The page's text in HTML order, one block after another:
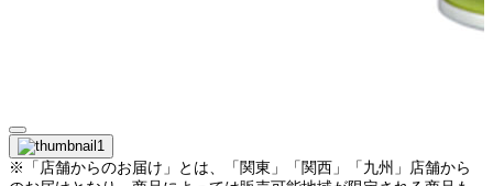
※「店舗からのお届け」とは、「関東」「関西」「九州」店舗から